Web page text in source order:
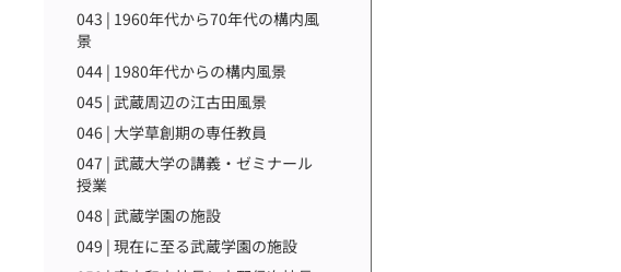
043 | 1960年代から70年代の構内風
景
044 | 1980年代からの構内風景
045 | 武蔵周辺の江古田風景
046 | 大学草創期の専任教員
047 | 武蔵大学の講義・ゼミナール
授業
048 | 武蔵学園の施設
049 | 現在に至る武蔵学園の施設